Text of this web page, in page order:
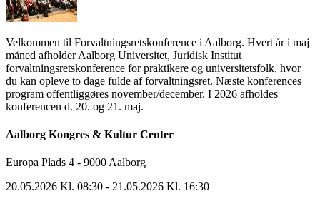
Velkommen til Forvaltningsretskonference i Aalborg. Hvert år i maj
måned afholder Aalborg Universitet, Juridisk Institut
forvaltningsretskonference for praktikere og universitetsfolk, hvor
du kan opleve to dage fulde af forvaltningsret. Næste konferences
program offentliggøres november/december. I 2026 afholdes
konferencen d. 20. og 21. maj.
Aalborg Kongres & Kultur Center
Europa Plads 4 - 9000 Aalborg
20.05.2026 Kl. 08:30 - 21.05.2026 Kl. 16:30